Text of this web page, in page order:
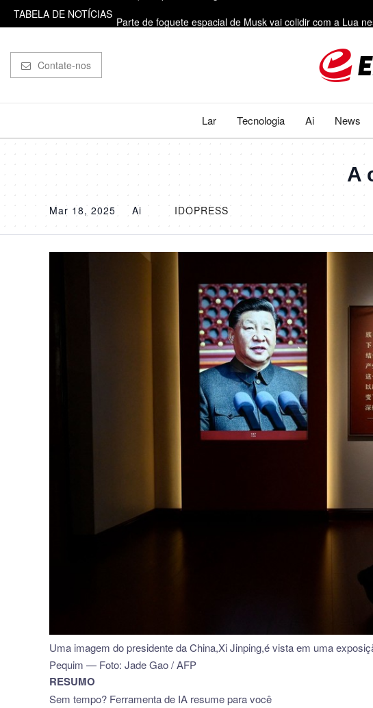
TABELA DE NOTÍCIAS
Com aval de Valdemar e novo marqueteiro, Flávio tenta
Por que a princesa Eugenie, da realeza britânica, deu à
Contate-nos
Lar Tecnologia Ai News
A
Mar 18, 2025 Ai IDOPRESS
Uma imagem do presidente da China,Xi Jinping,é vista em uma
Pequim — Foto: Jade Gao / AFP
RESUMO
Sem tempo? Ferramenta de IA resume para você